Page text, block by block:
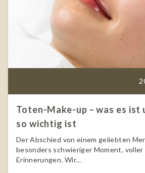
Toten-Make-up – was es ist
so wichtig ist
Der Abschied von einem geliebten
besonders schwieriger Moment, voller
Erinnerungen. Wir...